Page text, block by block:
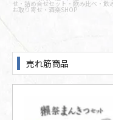
せ・詰め合せセット・飲み比べ・飲
お取り寄せ・酒楽SHOP
売れ筋商品